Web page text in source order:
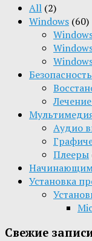
All (2)
Windows (60)
Безопасность
Aудио
Плееры
Установка
Свежие